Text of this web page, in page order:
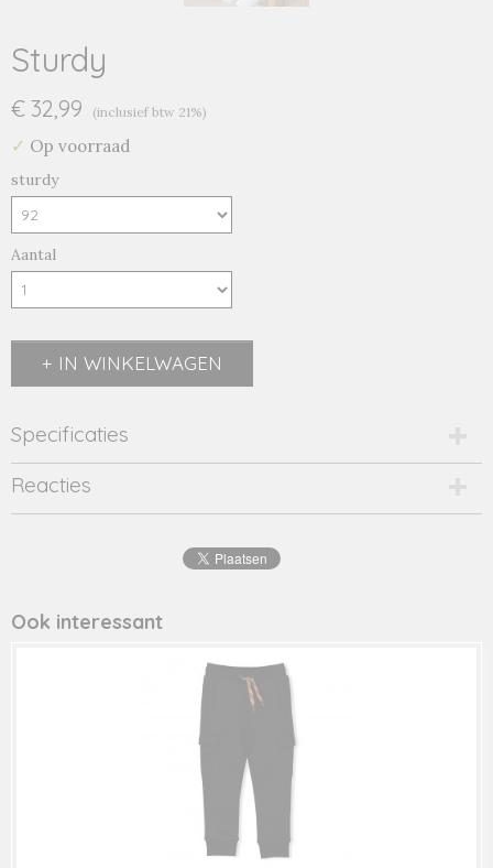
Sturdy
€ 32,99 (inclusief btw 21%)
✓ Op voorraad
sturdy
Aantal
IN WINKELWAGEN
Specificaties
Productcode
71600568-21958
Reacties
Ook interessant